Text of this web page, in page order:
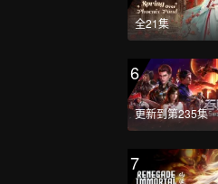
全21集
6
更新到第235集
7